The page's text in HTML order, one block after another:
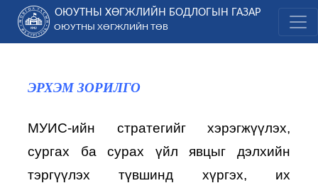
content
ОЮУТНЫ ХӨГЖЛИЙН БОДЛОГЫН ГАЗАР
ОЮУТНЫ ХӨГЖЛИЙН ТӨВ
ЭРХЭМ ЗОРИЛГО
МУИС-ийн стратегийг хэрэгжүүлэх,
сургах ба сурах үйл явцыг дэлхийн
тэргүүлэх түвшинд хүргэх, их